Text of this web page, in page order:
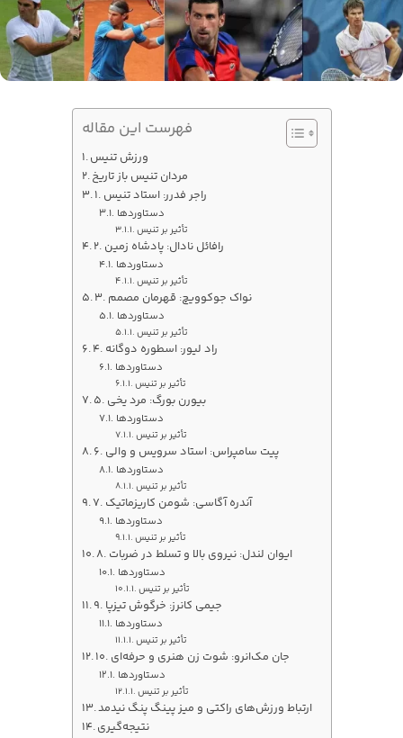
فهرست این مقاله
ورزش تنیس
مردان تنیس باز تاریخ
1. راجر فدرر: استاد تنیس
دستاوردها
تأثیر بر تنیس
2. رافائل نادال: پادشاه زمین
دستاوردها
تأثیر بر تنیس
3. نواک جوکوویچ: قهرمان مصمم
دستاوردها
تأثیر بر تنیس
4. راد لیور: اسطوره دوگانه
دستاوردها
تأثیر بر تنیس
5. بیورن بورگ: مرد یخی
دستاوردها
تأثیر بر تنیس
6. پیت سامپراس: استاد سرویس و والی
دستاوردها
تأثیر بر تنیس
7. آندره آگاسی: شومن کاریزماتیک
دستاوردها
تأثیر بر تنیس
8. ایوان لندل: نیروی بالا و تسلط در ضربات
دستاوردها
تأثیر بر تنیس
9. جیمی کانرز: خرگوش تیزپا
دستاوردها
تأثیر بر تنیس
10. جان مک‌انرو: شوت زن هنری و حرفه‌ای
دستاوردها
تأثیر بر تنیس
ارتباط ورزش‌های راکتی و میز پینگ پنگ نیدمد
نتیجه‌گیری